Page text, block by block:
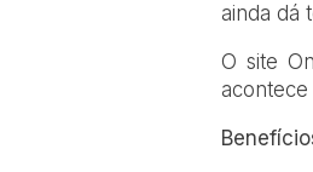
ainda dá
O site